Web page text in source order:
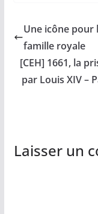
Une icône pour
famille royale
[CEH] 1661, la
par Louis XIV –
Laisser un